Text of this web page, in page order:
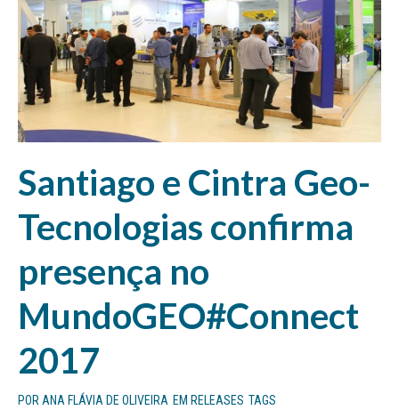
Santiago e Cintra Geo-
Tecnologias confirma
presença no
MundoGEO#Connect
2017
PORANA FLÁVIA DE OLIVEIRA EM RELEASES TAGS